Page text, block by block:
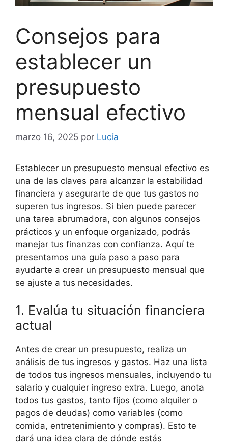
Consejos para
establecer un
presupuesto
mensual efectivo
marzo 16, 2025 por Lucía
Establecer un presupuesto mensual efectivo es
una de las claves para alcanzar la estabilidad
financiera y asegurarte de que tus gastos no
superen tus ingresos. Si bien puede parecer
una tarea abrumadora, con algunos consejos
prácticos y un enfoque organizado, podrás
manejar tus finanzas con confianza. Aquí te
presentamos una guía paso a paso para
ayudarte a crear un presupuesto mensual que
se ajuste a tus necesidades.
1. Evalúa tu situación financiera
actual
Antes de crear un presupuesto, realiza un
análisis de tus ingresos y gastos. Haz una lista
de todos tus ingresos mensuales, incluyendo tu
salario y cualquier ingreso extra. Luego, anota
todos tus gastos, tanto fijos (como alquiler o
pagos de deudas) como variables (como
comida, entretenimiento y compras). Esto te
dará una idea clara de dónde estás